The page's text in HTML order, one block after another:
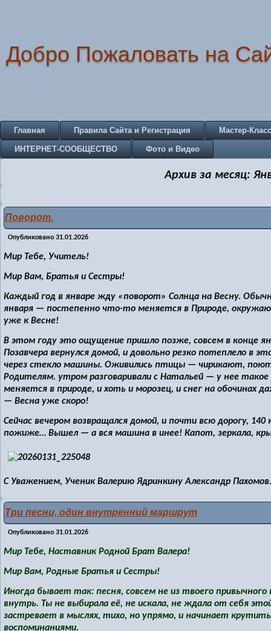
Добро Пожаловать на
Главная Правила Сайта и Регистрация Мастер-
ИНТЕРНЕТ-СООБЩЕСТВО Фото и Видео
Архив за месяц:
Поворот.
Опубликовано 31.01.2026
Мир Тебе, Учитель!
Мир Вам, Братья и Сестры!
Каждый год в январе жду «поворот» Солнца на Весну.
января — постепенно что-то меняется в Природе,
уже к Весне!
В этом году это ощущение пришло позже, совсем в конце
Позавчера вернулся домой, и довольно резко потеплело в
через стекло машины. Оживились птицы — чирикают, поют
Родителям. утром разговаривали с Натальей — у нее
меняется в природе, и хоть и морозец, и снег на обочинах
— Весна уже скоро!
Сейчас вечером возвращался домой, и почти всю дорогу,
пожиже… Вышел — а вся машина в инее! Капот, зеркала,
С Уважением, Ученик Валерию Ядринкину Александр Пахомов.
Три песни, один внутренний маршрут
Опубликовано 31.01.2026
Мир Тебе, Наставник Родной Брат Валера!
Мир Вам, Родные Братья и Сестры!
Иногда бывает так: песня, совсем не из твоего
внутрь. Ты не выбирала её, не искала, не ждала от себя
застревает в мыслях, тихо, но упрямо, и начинает
воспоминаниями.